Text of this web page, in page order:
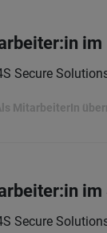
Secure
MitarbeiterIn
Secure